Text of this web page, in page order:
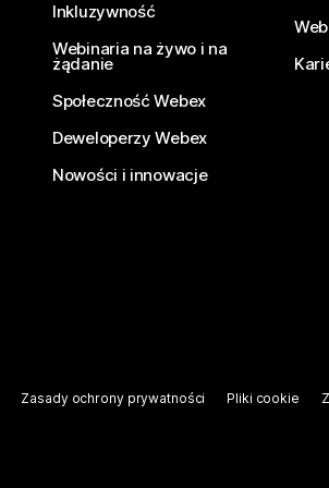
Inkluzywność
Webinaria na żywo i na
żądanie
Społeczność Webex
Deweloperzy Webex
Nowości i innowacje
Zasady ochrony prywatności Pliki cookie